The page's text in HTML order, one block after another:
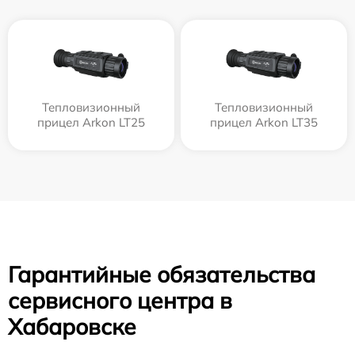
Тепловизионный
прицел Arkon LT25
Тепловизионный
прицел Arkon LT35
Гарантийные обязательства
сервисного центра в
Хабаровске